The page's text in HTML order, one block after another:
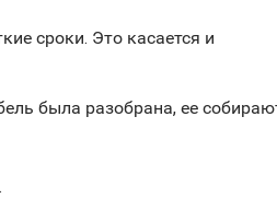
сроки. Это касается и
была разобрана, ее